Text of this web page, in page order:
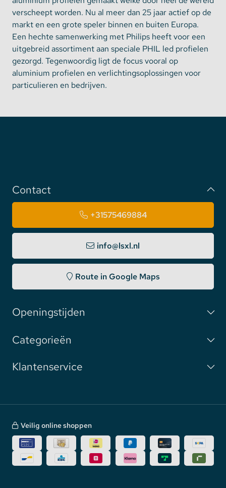
verscheept worden. Nu al meer dan 25 jaar actief op de
markt en een grote speler binnen en buiten Europa.
Een hechte samenwerking met Philips heeft voor een
uitgebreid assortiment aan speciale PHIL led profielen
gezorgd. Tegenwoordig ligt de focus vooral op
aluminium profielen en verlichtingsoplossingen voor
particulieren en bedrijven.
Contact
+31575469884
info@lsxl.nl
Route in Google Maps
Openingstijden
Categorieën
Klantenservice
Veilig online shoppen